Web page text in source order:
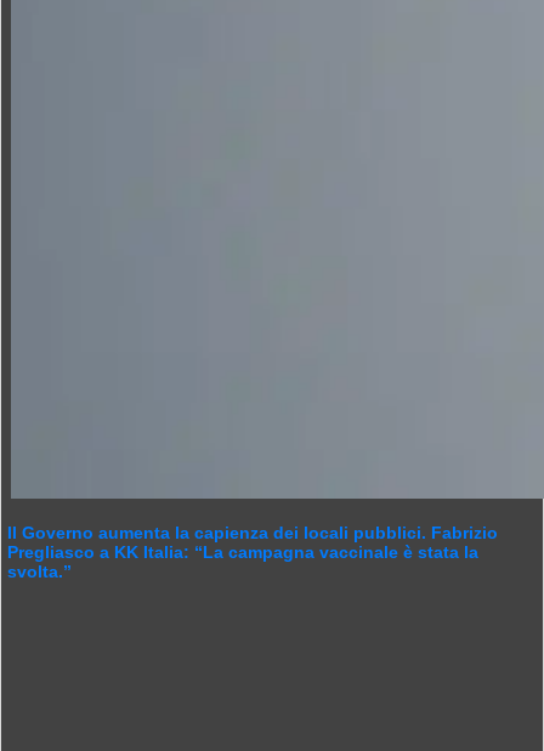
Il Governo aumenta la capienza dei locali pubblici. Fabrizio
Pregliasco a KK Italia: “La campagna vaccinale è stata la
svolta.”